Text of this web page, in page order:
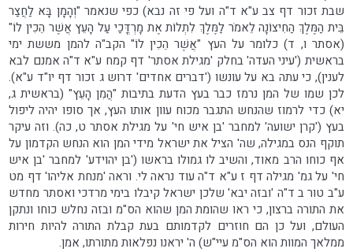
שבת זכור דף צב ע"א ד"ה ועל פי זה נבא) כפי שנאמר "וְהָמָן בָּא לַחֲצַר
בֵּית הַמֶּלֶךְ הַחִיצוֹנָה לֵאמֹר לַמֶּלֶךְ לִתְלוֹת אֶת מָרְדֳּכַי עַל הָעֵץ אֲשֶׁר הֵכִין לוֹ"
(אסתר ו, ד) כלומר על העץ "אֲשֶׁר הֵכִין לוֹ" הקב"ה להמן מששת ימי
בראשית ('עיני העדה' בחלק 'מגילת אסתר' דף קמח ע"א ד"ה אמנם לבא
לענין), כי עתה בא על עונשו ('דברים אחדים' דרוש ג זכור דף יו"ד ע"א).
לכן שמו של המן נרמז כבר בעץ הדעת בתיבות "הֲמִן הָעֵץ" (בראשית ג,
יא) כדי לרמוז שהנחש התגבר מכוח עוון אותו העץ, אך סופו יהיה ליפול
בעץ ('קרן ישועה' למחבר 'בן איש חי' על מגילת אסתר ט, כה). וזה עיקר
תוקף הנס במגילה, שה' הציל את ישראל מידי המן הוא הנחש הקדמון על
אף כוחו הרב מאוד, והשיב לו גמולו בראשו ('בן יהוידע' למחבר 'בן איש
חי' על גמ' מגילה דף ז ע"א ד"ה עוד נראה לי. וראה 'מנחת אליהו' דף מט
ע"ב טור ב ד"ה 'ובזה יבא' שלכן ישראל קיבלו בימי מרדכי ואסתר מחדש
את התורה ברצון, כי ראו שהומת המן שהוא הס"מ ובזה נחלש כוחו ונתקן
העולם, ועל כן הם חוזרים לקדמותם בעת קבלת התורה להיות חירות
ממלאך המוות הוא הס"מ עיי"ש) ה' יראנו נפלאות מתורתו, אמן.